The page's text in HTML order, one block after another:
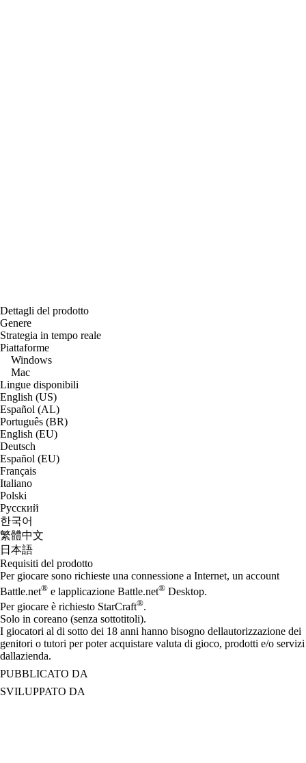
Dettagli del prodotto
Genere
Strategia in tempo reale
Piattaforme
Windows
Mac
Lingue disponibili
English (US)
Español (AL)
Português (BR)
English (EU)
Deutsch
Español (EU)
Français
Italiano
Polski
Русский
한국어
繁體中文
日本語
Requisiti del prodotto
Per giocare sono richieste una connessione a Internet, un account
Battle.net® e lapplicazione Battle.net® Desktop.
Per giocare è richiesto StarCraft®.
Solo in coreano (senza sottotitoli).
I giocatori al di sotto dei 18 anni hanno bisogno dellautorizzazione dei
genitori o tutori per poter acquistare valuta di gioco, prodotti e/o servizi
dallazienda.
PUBBLICATO DA
SVILUPPATO DA